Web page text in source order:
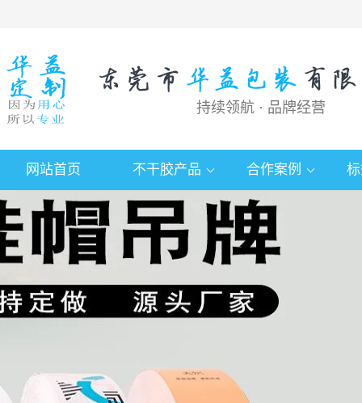
持续领航 · 品牌经营
网站首页 不干胶产品 合作案例